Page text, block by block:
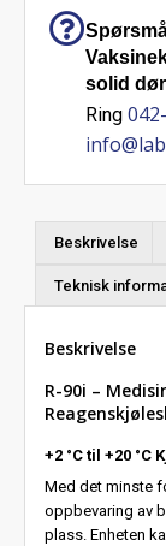
solid
Ring
Beskrivelse
Teknisk
Beskrivelse
R-90i –
+2 °C til +20 °C
Med det minste
oppbevaring av
plass. Enheten